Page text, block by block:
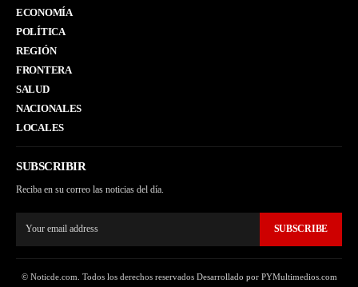
ECONOMÍA
POLÍTICA
REGIÓN
FRONTERA
SALUD
NACIONALES
LOCALES
SUBSCRIBIR
Reciba en su correo las noticias del día.
SUBSCRIBE
© Noticde.com. Todos los derechos reservados Desarrollado por PYMultimedios.com